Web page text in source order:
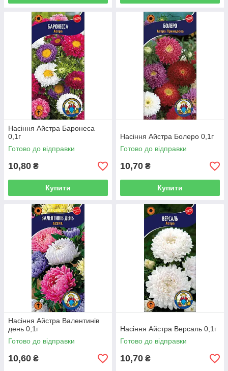
Насіння Айстра Баронеса
0,1г
Готово до відправки
10,80 ₴
Купити
Насіння Айстра Болеро 0,1г
Готово до відправки
10,70 ₴
Купити
Насіння Айстра Валентинів
день 0,1г
Готово до відправки
10,60 ₴
Насіння Айстра Версаль 0,1г
Готово до відправки
10,70 ₴